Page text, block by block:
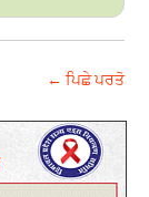
← ਪਿਛੇ ਪਰਤੋ